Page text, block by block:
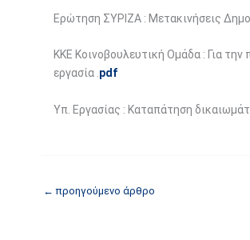
Ερώτηση ΣΥΡΙΖΑ : Μετακινήσεις
ΚΚΕ Κοινοβουλευτική Ομάδα : Για
εργασία . pdf
Υπ. Εργασίας : Καταπάτηση
← προηγούμενο άρθρο